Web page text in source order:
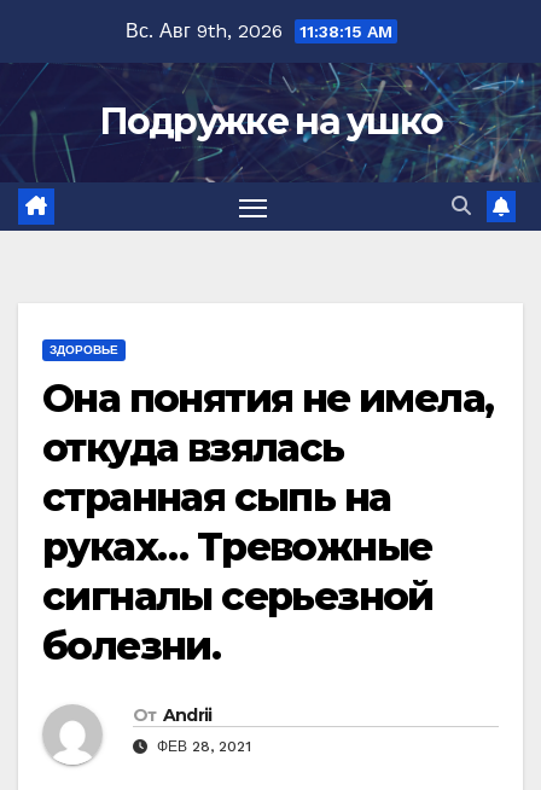
содержимому
Вс. Авг 9th, 2026 11:38:16 AM
Подружке на ушко
ЗДОРОВЬЕ
Она понятия не имела,
откуда взялась
странная сыпь на
руках… Тревожные
сигналы серьезной
болезни.
От Andrii
ФЕВ 28, 2021